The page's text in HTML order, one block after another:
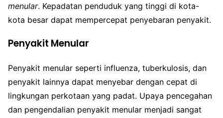
menular. Kepadatan penduduk yang tinggi di kota-
kota besar dapat mempercepat penyebaran penyakit.
Penyakit Menular
Penyakit menular seperti influenza, tuberkulosis, dan
penyakit lainnya dapat menyebar dengan cepat di
lingkungan perkotaan yang padat. Upaya pencegahan
dan pengendalian penyakit menular menjadi sangat